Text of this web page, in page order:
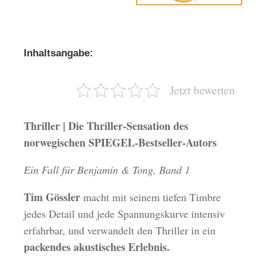
Inhaltsangabe:
Jetzt bewerten
Thriller | Die Thriller-Sensation des
norwegischen SPIEGEL-Bestseller-Autors
Ein Fall für Benjamin & Tong, Band 1
Tim Gössler macht mit seinem tiefen Timbre
jedes Detail und jede Spannungskurve intensiv
erfahrbar, und verwandelt den Thriller in ein
packendes akustisches Erlebnis.